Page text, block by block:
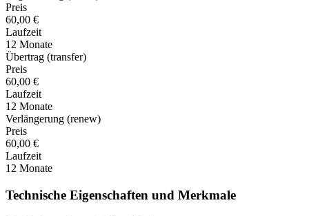
Preis
60,00 €
Laufzeit
12 Monate
Übertrag (transfer)
Preis
60,00 €
Laufzeit
12 Monate
Verlängerung (renew)
Preis
60,00 €
Laufzeit
12 Monate
Technische Eigenschaften und Merkmale